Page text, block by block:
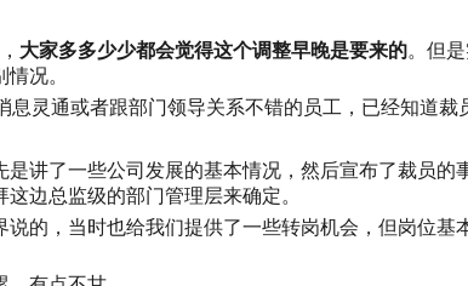
大家多多少少都会觉得这个调整早晚是要来的。但
况。
灵通或者跟部门领导关系不错的员工，已经知道裁
讲了一些公司发展的基本情况，然后宣布了裁员的
边总监级的部门管理层来确定。
说的，当时也给我们提供了一些转岗机会，但岗位基